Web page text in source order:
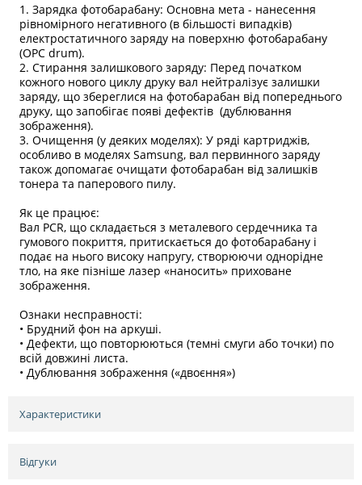
1. Зарядка фотобарабану: Основна мета - нанесення
рівномірного негативного (в більшості випадків)
електростатичного заряду на поверхню фотобарабану
(OPC drum).
2. Стирання залишкового заряду: Перед початком
кожного нового циклу друку вал нейтралізує залишки
заряду, що збереглися на фотобарабан від попереднього
друку, що запобігає появі дефектів (дублювання
зображення).
3. Очищення (у деяких моделях): У ряді картриджів,
особливо в моделях Samsung, вал первинного заряду
також допомагає очищати фотобарабан від залишків
тонера та паперового пилу.
Як це працює:
Вал PCR, що складається з металевого сердечника та
гумового покриття, притискається до фотобарабану і
подає на нього високу напругу, створюючи однорідне
тло, на яке пізніше лазер «наносить» приховане
зображення.
Ознаки несправності:
• Брудний фон на аркуші.
• Дефекти, що повторюються (темні смуги або точки) по
всій довжині листа.
• Дублювання зображення («двоєння»)
Характеристики
Відгуки